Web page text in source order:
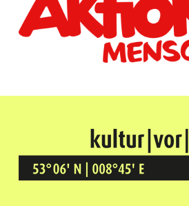
Kultur Vor Ort
BREMEN GRÖPELINGEN